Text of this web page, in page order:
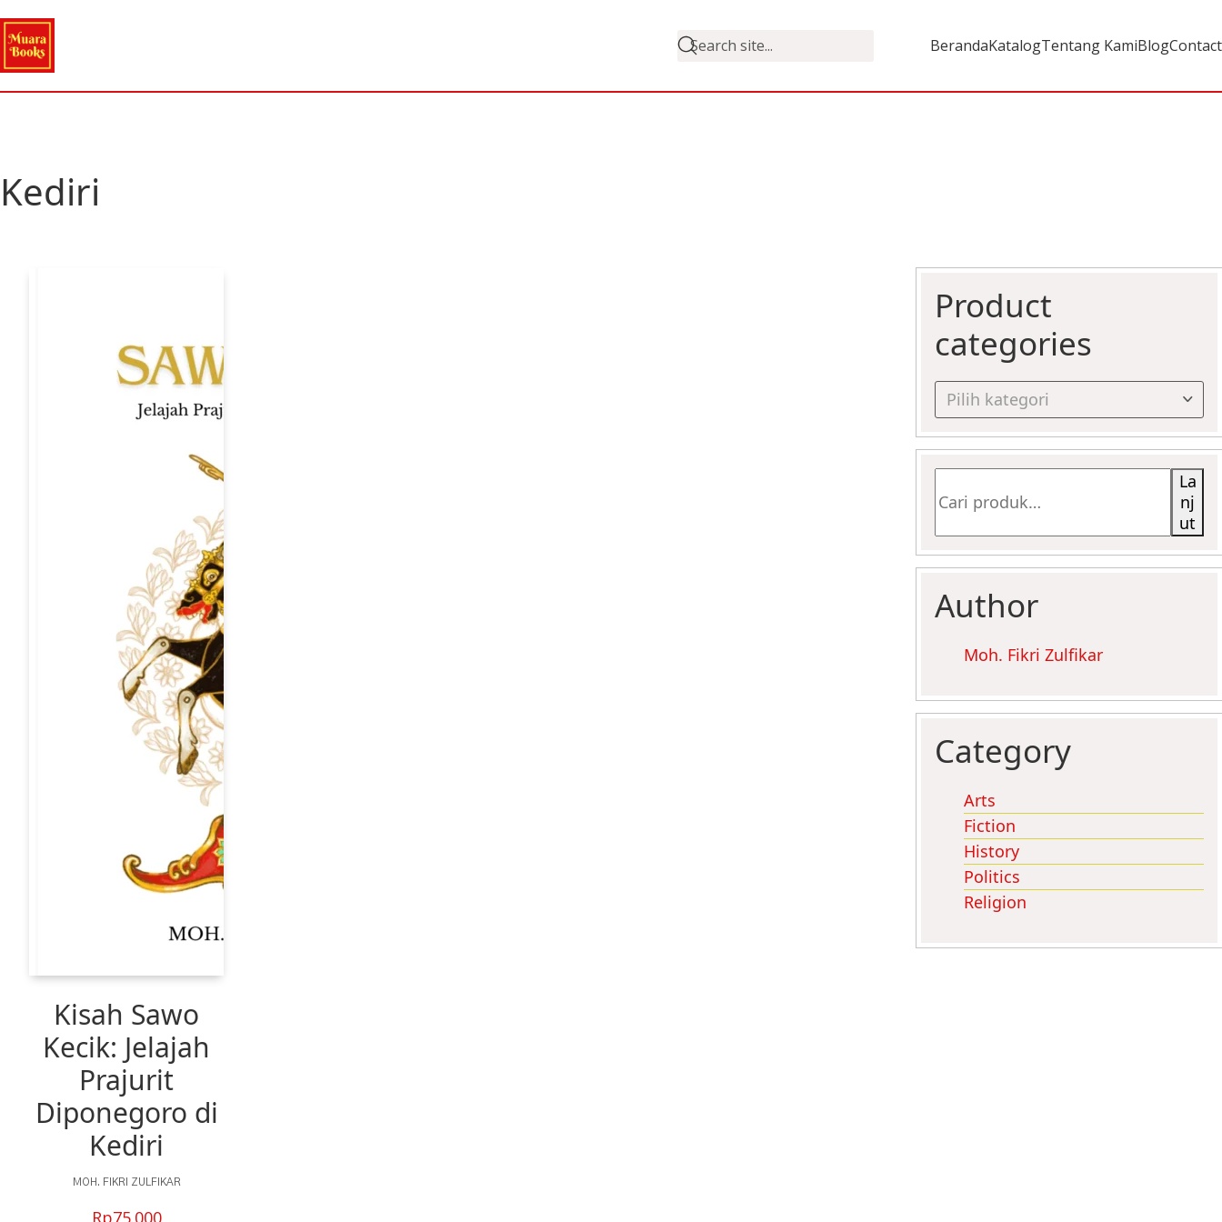
Search site... BerandaKatalogTentang KamiBlogContact
Kediri
Kisah Sawo
Kecik: Jelajah
Prajurit
Diponegoro di
Kediri
MOH. FIKRI ZULFIKAR
Rp75.000
Product
categories
Pilih kategori
untuk:
La
nj
ut
Author
Moh. Fikri Zulfikar
Category
Arts
Fiction
History
Politics
Religion